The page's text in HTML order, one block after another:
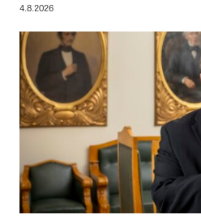
4.8.2026